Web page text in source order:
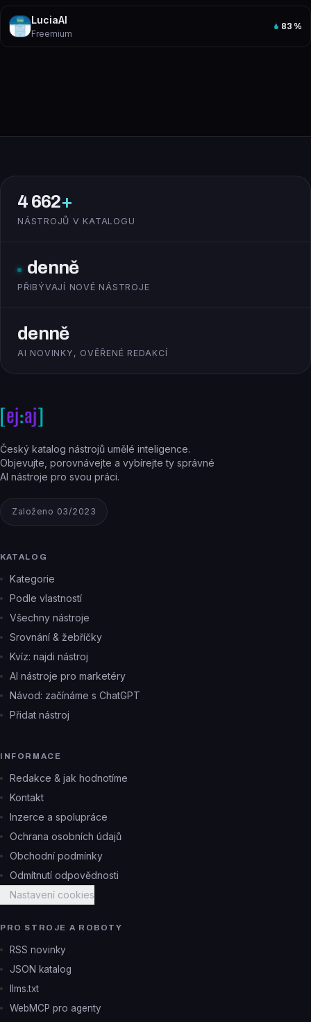
LuciaAI
Freemium
83 %
4 662+
NÁSTROJŮ V KATALOGU
denně
PŘIBÝVAJÍ NOVÉ NÁSTROJE
denně
AI NOVINKY, OVĚŘENÉ REDAKCÍ
Český katalog nástrojů umělé inteligence.
Objevujte, porovnávejte a vybírejte ty správné
AI nástroje pro svou práci.
Založeno 03/2023
KATALOG
Kategorie
Podle vlastností
Všechny nástroje
Srovnání & žebříčky
Kvíz: najdi nástroj
AI nástroje pro marketéry
Návod: začínáme s ChatGPT
Přidat nástroj
INFORMACE
Redakce & jak hodnotíme
Kontakt
Inzerce a spolupráce
Ochrana osobních údajů
Obchodní podmínky
Odmítnutí odpovědnosti
Nastavení cookies
PRO STROJE A ROBOTY
RSS novinky
JSON katalog
llms.txt
WebMCP pro agenty